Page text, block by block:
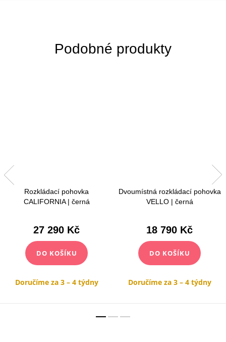
Rozkládací pohovka
CALIFORNIA | černá
27 290 Kč
DO KOŠÍKU
Doručíme za 3 – 4 týdny
Dvoumístná rozkládací pohovka
VELLO | černá
18 790 Kč
DO KOŠÍKU
Doručíme za 3 – 4 týdny